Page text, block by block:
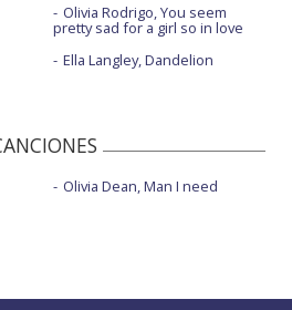
Olivia Rodrigo, You seem
pretty sad for a girl so in love
Ella Langley, Dandelion
Olivia Dean, Man I need